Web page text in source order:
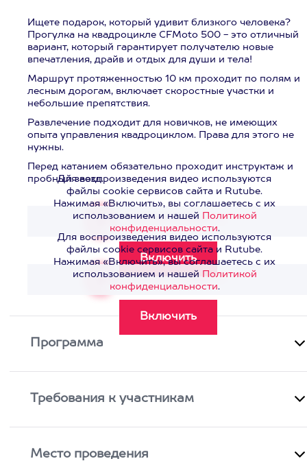
Ищете подарок, который удивит близкого человека?
Прогулка на квадроцикле CFMoto 500 - это отличный
вариант, который гарантирует получателю новые
впечатления, драйв и отдых для души и тела!
Маршрут протяженностью 10 км проходит по полям и
лесным дорогам, включает скоростные участки и
небольшие препятствия.
Развлечение подходит для новичков, не имеющих
опыта управления квадроциклом. Права для этого не
нужны.
Перед катанием обязательно проходит инструктаж и
пробный заезд.
Смотреть видео>
Для воспроизведения видео используются
файлы cookie сервисов сайта и Rutube.
Нажимая «Включить», вы соглашаетесь с их
использованием и нашей Политикой
конфиденциальности.
Смотреть видео>
Для воспроизведения видео используются
файлы cookie сервисов сайта и Rutube.
Нажимая «Включить», вы соглашаетесь с их
использованием и нашей Политикой
конфиденциальности.
Программа
Требования к участникам
Место проведения